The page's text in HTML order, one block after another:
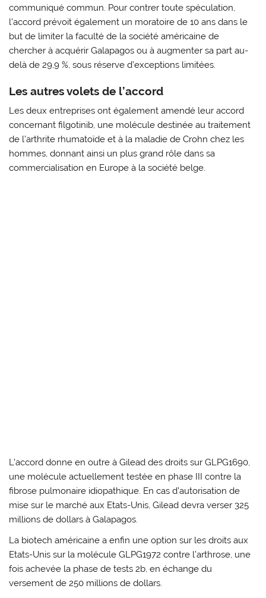
communiqué commun. Pour contrer toute spéculation,
l’accord prévoit également un moratoire de 10 ans dans le
but de limiter la faculté de la société américaine de
chercher à acquérir Galapagos ou à augmenter sa part au-
delà de 29,9 %, sous réserve d’exceptions limitées.
Les autres volets de l’accord
Les deux entreprises ont également amendé leur accord
concernant filgotinib, une molécule destinée au traitement
de l’arthrite rhumatoïde et à la maladie de Crohn chez les
hommes, donnant ainsi un plus grand rôle dans sa
commercialisation en Europe à la société belge.
L’accord donne en outre à Gilead des droits sur GLPG1690,
une molécule actuellement testée en phase III contre la
fibrose pulmonaire idiopathique. En cas d’autorisation de
mise sur le marché aux Etats-Unis, Gilead devra verser 325
millions de dollars à Galapagos.
La biotech américaine a enfin une option sur les droits aux
Etats-Unis sur la molécule GLPG1972 contre l’arthrose, une
fois achevée la phase de tests 2b, en échange du
versement de 250 millions de dollars.